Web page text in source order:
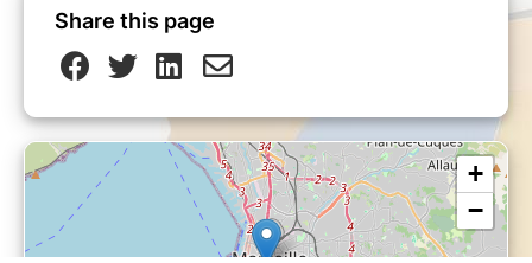
Share this page
+
−